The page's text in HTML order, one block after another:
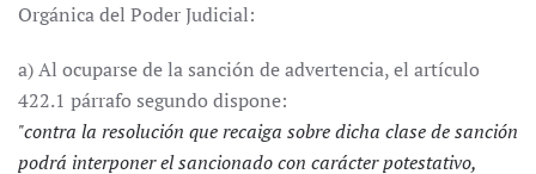
Orgánica del Poder Judicial:
a) Al ocuparse de la sanción de advertencia, el artículo
422.1 párrafo segundo dispone:
"contra la resolución que recaiga sobre dicha clase de sanción
podrá interponer el sancionado con carácter potestativo,